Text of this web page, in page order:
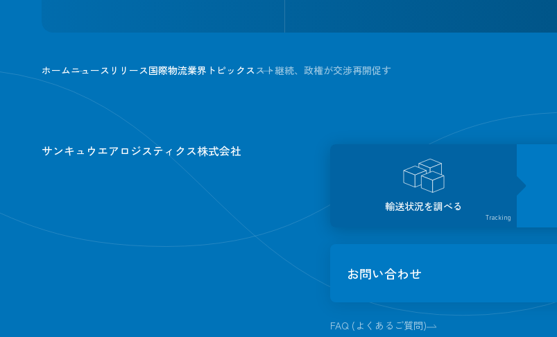
ホームニュースリリース国際物流業界トピックススト継続、政権が交渉再開促す
サンキュウエアロジスティクス株式会社
輸送状況を調べる
Tracking
お問い合わせ
FAQ (よくあるご質問)